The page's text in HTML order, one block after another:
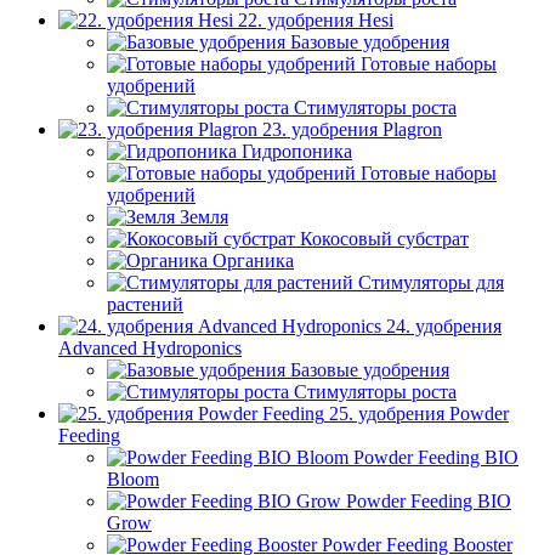
22. удобрения Hesi
Базовые удобрения
Готовые наборы
удобрений
Стимуляторы роста
23. удобрения Plagron
Гидропоника
Готовые наборы
удобрений
Земля
Кокосовый субстрат
Органика
Стимуляторы для
растений
24. удобрения
Advanced Hydroponics
Базовые удобрения
Стимуляторы роста
25. удобрения Powder
Feeding
Powder Feeding BIO
Bloom
Powder Feeding BIO
Grow
Powder Feeding Booster